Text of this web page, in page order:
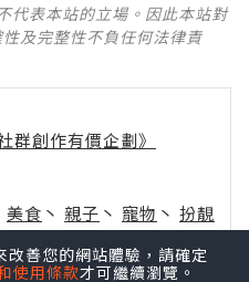
代表本站的立場。因此本站對
及完整性不負任何法律責
群創作有價企劃》
美食 丶 親子 丶 寵物 丶 扮靚
善您的網站體驗，請確定
使用條款才可繼續瀏覽。